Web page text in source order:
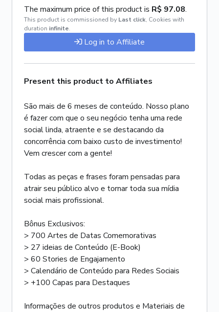
The maximum price of this product is R$ 97.08.
This product is commissioned by Last click, Cookies with
duration infinite.
Log in to Affiliate
Present this product to Affiliates
São mais de 6 meses de conteúdo. Nosso plano
é fazer com que o seu negócio tenha uma rede
social linda, atraente e se destacando da
concorrência com baixo custo de investimento!
Vem crescer com a gente!
Todas as peças e frases foram pensadas para
atrair seu público alvo e tornar toda sua mídia
social mais profissional.
Bônus Exclusivos:
> 700 Artes de Datas Comemorativas
> 27 ideias de Conteúdo (E-Book)
> 60 Stories de Engajamento
> Calendário de Conteúdo para Redes Sociais
> +100 Capas para Destaques
Informações de outros produtos e Materiais de